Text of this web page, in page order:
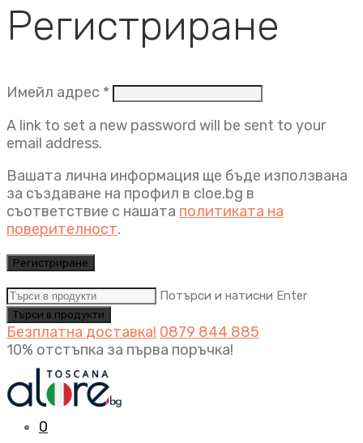
Регистриране
Имейл адрес * Задължително
A link to set a new password will be sent to your
email address.
Вашата лична информация ще бъде използвана
за създаване на профил в cloe.bg в
съответствие с нашата политиката на
поверителност.
Регистриране
Потърси и натисни Enter
Безплатна доставка! 0879 844 885
10% отстъпка за първа поръчка!
0